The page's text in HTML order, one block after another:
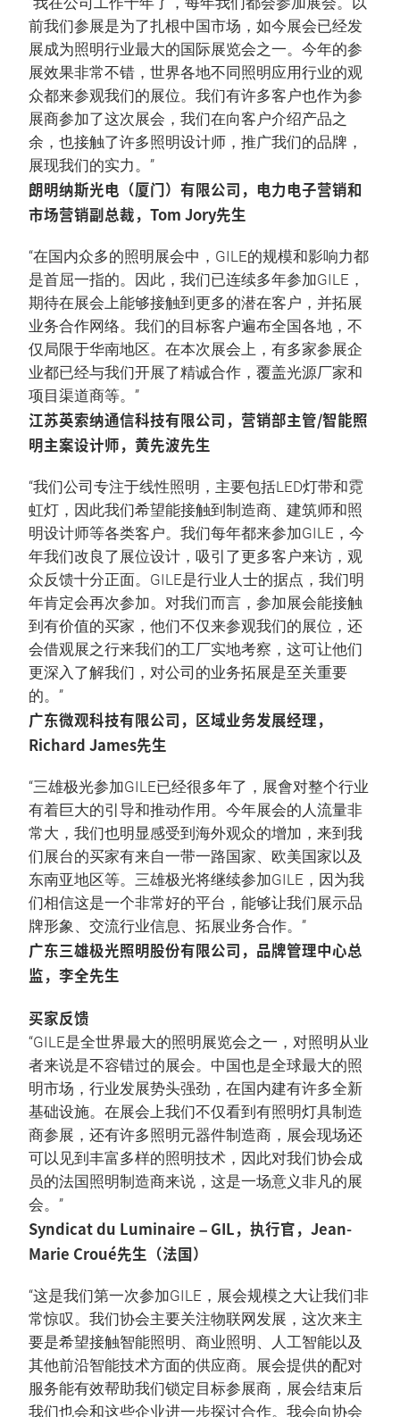
前我们参展是为了扎根中国市场，如今展会已经发
展成为照明行业最大的国际展览会之一。今年的参
展效果非常不错，世界各地不同照明应用行业的观
众都来参观我们的展位。我们有许多客户也作为参
展商参加了这次展会，我们在向客户介绍产品之
余，也接触了许多照明设计师，推广我们的品牌，
展现我们的实力。”
朗明纳斯光电（厦门）有限公司，电力电子营销和
市场营销副总裁，Tom Jory先生
“在国内众多的照明展会中，GILE的规模和影响力都
是首屈一指的。因此，我们已连续多年参加GILE，
期待在展会上能够接触到更多的潜在客户，并拓展
业务合作网络。我们的目标客户遍布全国各地，不
仅局限于华南地区。在本次展会上，有多家参展企
业都已经与我们开展了精诚合作，覆盖光源厂家和
项目渠道商等。”
江苏英索纳通信科技有限公司，营销部主管/智能照
明主案设计师，黄先波先生
“我们公司专注于线性照明，主要包括LED灯带和霓
虹灯，因此我们希望能接触到制造商、建筑师和照
明设计师等各类客户。我们每年都来参加GILE，今
年我们改良了展位设计，吸引了更多客户来访，观
众反馈十分正面。GILE是行业人士的据点，我们明
年肯定会再次参加。对我们而言，参加展会能接触
到有价值的买家，他们不仅来参观我们的展位，还
会借观展之行来我们的工厂实地考察，这可让他们
更深入了解我们，对公司的业务拓展是至关重要
的。”
广东微观科技有限公司，区域业务发展经理，
Richard James先生
“三雄极光参加GILE已经很多年了，展會对整个行业
有着巨大的引导和推动作用。今年展会的人流量非
常大，我们也明显感受到海外观众的增加，来到我
们展台的买家有来自一带一路国家、欧美国家以及
东南亚地区等。三雄极光将继续参加GILE，因为我
们相信这是一个非常好的平台，能够让我们展示品
牌形象、交流行业信息、拓展业务合作。”
广东三雄极光照明股份有限公司，品牌管理中心总
监，李全先生
买家反馈
“GILE是全世界最大的照明展览会之一，对照明从业
者来说是不容错过的展会。中国也是全球最大的照
明市场，行业发展势头强劲，在国内建有许多全新
基础设施。在展会上我们不仅看到有照明灯具制造
商参展，还有许多照明元器件制造商，展会现场还
可以见到丰富多样的照明技术，因此对我们协会成
员的法国照明制造商来说，这是一场意义非凡的展
会。”
Syndicat du Luminaire – GIL，执行官，Jean-
Marie Croué先生（法国）
“这是我们第一次参加GILE，展会规模之大让我们非
常惊叹。我们协会主要关注物联网发展，这次来主
要是希望接触智能照明、商业照明、人工智能以及
其他前沿智能技术方面的供应商。展会提供的配对
服务能有效帮助我们锁定目标参展商，展会结束后
我们也会和这些企业进一步探讨合作。我会向协会